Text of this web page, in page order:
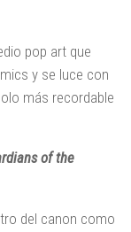
pop art que
y se luce con
más recordable
of the
del canon como